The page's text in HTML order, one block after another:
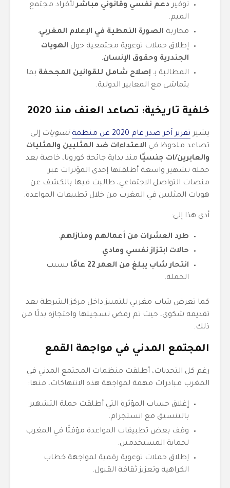
توفير دعم نفسي وقانوني مباشرلأفراد مجتمع
الميم.
محاربة الصورة النمطية في الإعلام المغربي.
إطلاق حملات توعوية مجتمعية حول الهويات
الجندرية وحقوق الإنسان.
المطالبة بـ إصلاح شامل للقوانين المجحفة بما
يتماشى مع المعايير الدولية.
خلفية تاريخية: تصاعد العنف منذ 2020
يشير تقرير آخر صدر عام 2020 عن منظمة نسويات إلى
تصاعد ملحوظ في الاعتداءات ضد المثليين والمثليات
والعابرين/ات جنسيًا منذ بداية جائحة كورونا، خاصة بعد
حملة تشهير واسعة أطلقتها إحدى المؤثرات عبر
منصات التواصل الاجتماعي، طالبت فيها بالكشف عن
هويات المثليين في المغرب من خلال تطبيقات المواعدة.
أدى هذا إلى:
طرد العشرات من أعمالهم ومنازلهم.
حالات ابتزاز نفسي ومادي.
انتحار شاب يبلغ من العمر 22 عامًا
بسبب
الحملة.
كما تعرض شاب مغربي للتمييز داخل مركز الشرطة بعد
تقديمه شكوى، حيث تم رفض تسجيلها واحتجازه بدلًا من
ذلك.
المجتمع المدني في مواجهة القمع
رغم كل التحديات، أطلقت منظمات المجتمع المدني في
المغرب مبادرات مهمة لمواجهة هذه الانتهاكات، منها:
إغلاق حساب المؤثرة التي أطلقت حملة التشهير
بالتنسيق مع انستجرام.
وقف بعض تطبيقات المواعدة مؤقتًا في المغرب
لحماية المستخدمين.
إطلاق حملات توعوية رقمية لمواجهة خطاب
الكراهية وتعزيز ثقافة القبول.